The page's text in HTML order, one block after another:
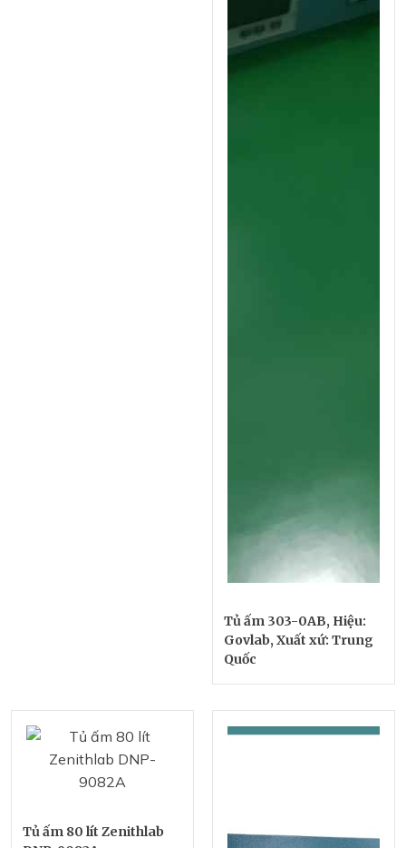
Tủ ấm 303-0AB, Hiệu:
Govlab, Xuất xứ: Trung
Quốc
Tủ ấm 80 lít Zenithlab